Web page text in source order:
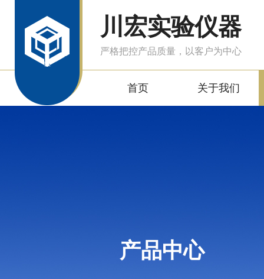
川宏实验仪器
严格把控产品质量，以客户为中心
首页 关于我们
产品中心